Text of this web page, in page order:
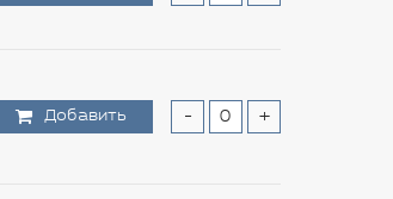
Добавить - +